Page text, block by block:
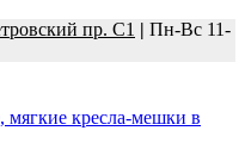
пр. С1 | Пн-Вс 11-